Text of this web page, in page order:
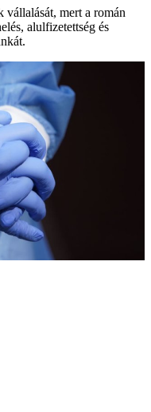
vállalását, mert a román
alulfizetettség és